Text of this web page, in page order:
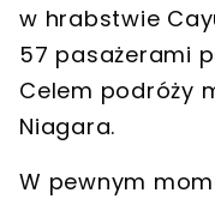
w hrabstwie
57 pasażerami
Celem podróży
Niagara.
W pewnym